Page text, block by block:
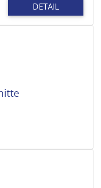
DETAIL